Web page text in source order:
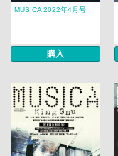
MUSICA 2022年4月号
購入